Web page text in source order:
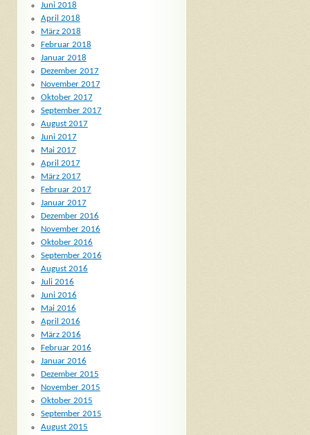
Juni 2018
April 2018
März 2018
Februar 2018
Januar 2018
Dezember 2017
November 2017
Oktober 2017
September 2017
August 2017
Juni 2017
Mai 2017
April 2017
März 2017
Februar 2017
Januar 2017
Dezember 2016
November 2016
Oktober 2016
September 2016
August 2016
Juli 2016
Juni 2016
Mai 2016
April 2016
März 2016
Februar 2016
Januar 2016
Dezember 2015
November 2015
Oktober 2015
September 2015
August 2015